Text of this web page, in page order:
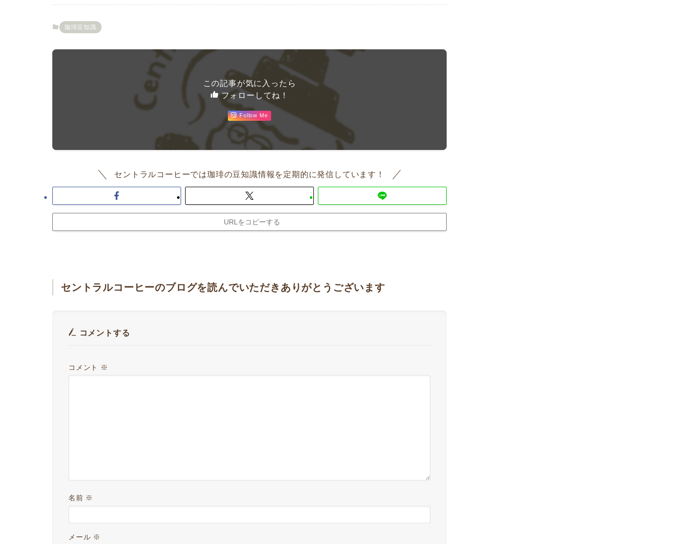
珈琲豆知識
この記事が気に入ったら
フォローしてね！
Follow Me
セントラルコーヒーでは珈琲の豆知識情報を定期的に発信しています！
URLをコピーする
セントラルコーヒーのブログを読んでいただきありがとうございます
コメントする
コメント ※
名前 ※
メール ※